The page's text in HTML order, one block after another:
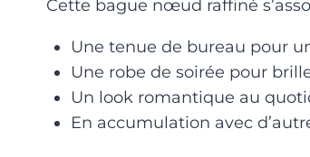
Cette bague nœud raffiné
Une tenue de bureau pour
Une robe de soirée pour
Un look romantique au
En accumulation avec